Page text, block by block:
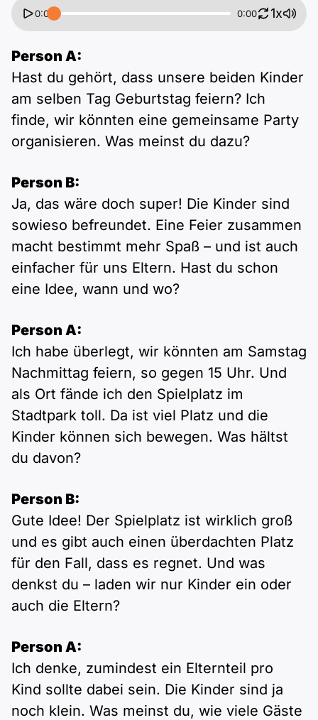
0:00 0:00 1x
Person A:
Hast du gehört, dass unsere beiden Kinder
am selben Tag Geburtstag feiern? Ich
finde, wir könnten eine gemeinsame Party
organisieren. Was meinst du dazu?
Person B:
Ja, das wäre doch super! Die Kinder sind
sowieso befreundet. Eine Feier zusammen
macht bestimmt mehr Spaß – und ist auch
einfacher für uns Eltern. Hast du schon
eine Idee, wann und wo?
Person A:
Ich habe überlegt, wir könnten am Samstag
Nachmittag feiern, so gegen 15 Uhr. Und
als Ort fände ich den Spielplatz im
Stadtpark toll. Da ist viel Platz und die
Kinder können sich bewegen. Was hältst
du davon?
Person B:
Gute Idee! Der Spielplatz ist wirklich groß
und es gibt auch einen überdachten Platz
für den Fall, dass es regnet. Und was
denkst du – laden wir nur Kinder ein oder
auch die Eltern?
Person A:
Ich denke, zumindest ein Elternteil pro
Kind sollte dabei sein. Die Kinder sind ja
noch klein. Was meinst du, wie viele Gäste